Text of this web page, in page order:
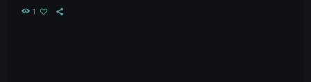
E>RENA-podium terug met een mix van technologie, gaming en
1